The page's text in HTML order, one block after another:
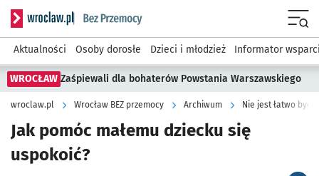
Serwis informacyjny wroclaw.pl podserwis: Bez przemocy
Aktualności Osoby dorosłe Dzieci i młodzież Informator
WROCŁAW Zaśpiewali dla bohaterów Powstania Warszawskiego
wroclaw.pl Wrocław BEZ przemocy Archiwum Nie jest łatwo być
Jak pomóc małemu dziecku się
uspokoić?